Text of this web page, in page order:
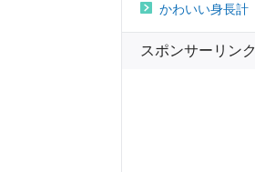
かわいい身長計
スポンサーリンク